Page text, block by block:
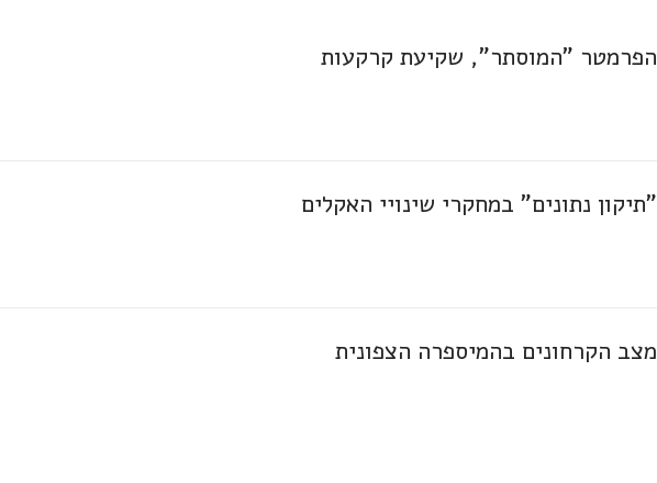
הפרמטר "המוסתר", שקיעת קרקעות
"תיקון נתונים" במחקרי שינויי האקלים
מצב הקרחונים בהמיספרה הצפונית